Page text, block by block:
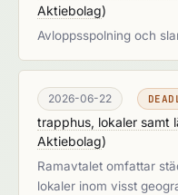
Aktiebolag)
Avloppsspolning och
2026-06-22
trapphus, lokaler samt
Aktiebolag)
Ramavtalet omfattar
lokaler inom visst